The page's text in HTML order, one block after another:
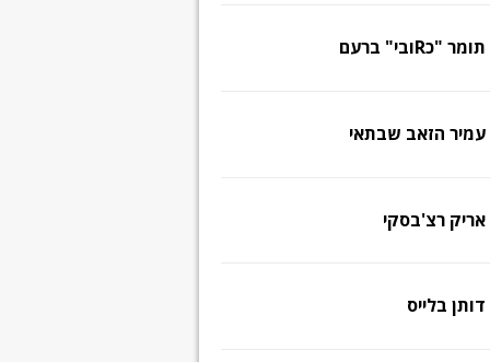
תומר "כRובי" ברעם
עמיר הזאב שבתאי
אריק רצ'בסקי
דותן בלייס